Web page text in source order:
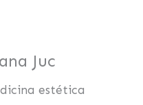
Juc
estética